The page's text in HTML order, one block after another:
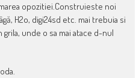
opozitiei.Construieste noi
H2o, digi24sd etc. mai trebuia si
grila, unde o sa mai atace d-nul